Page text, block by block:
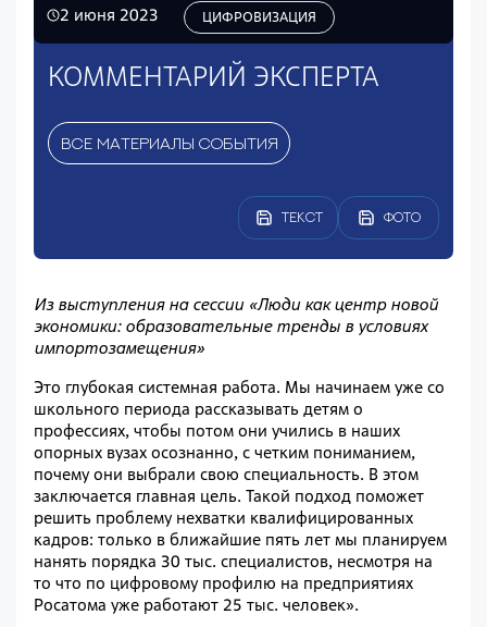
2 июня 2023 ЦИФРОВИЗАЦИЯ
КОММЕНТАРИЙ ЭКСПЕРТА
ВСЕ МАТЕРИАЛЫ СОБЫТИЯ
ТЕКСТ ФОТО
Из выступления на сессии «Люди как центр новой
экономики: образовательные тренды в условиях
импортозамещения»
Это глубокая системная работа. Мы начинаем уже со
школьного периода рассказывать детям о
профессиях, чтобы потом они учились в наших
опорных вузах осознанно, с четким пониманием,
почему они выбрали свою специальность. В этом
заключается главная цель. Такой подход поможет
решить проблему нехватки квалифицированных
кадров: только в ближайшие пять лет мы планируем
нанять порядка 30 тыс. специалистов, несмотря на
то что по цифровому профилю на предприятиях
Росатома уже работают 25 тыс. человек».